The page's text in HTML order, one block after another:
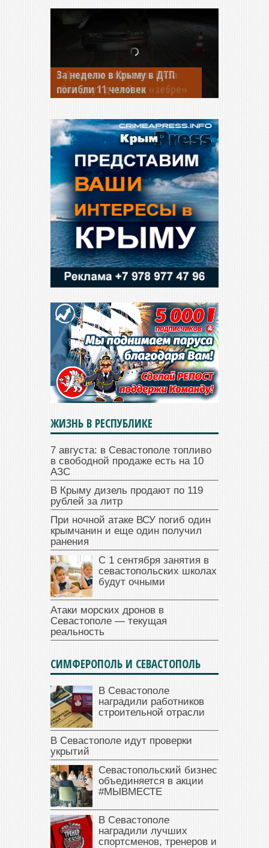
В Джанкое водитель ВАЗа
сбил двух детей на «зебре»
ЖИЗНЬ В РЕСПУБЛИКЕ
7 августа: в Севастополе топливо
в свободной продаже есть на 10
АЗС
В Крыму дизель продают по 119
рублей за литр
При ночной атаке ВСУ погиб один
крымчанин и еще один получил
ранения
С 1 сентября занятия в
севастопольских школах
будут очными
Атаки морских дронов в
Севастополе — текущая
реальность
СИМФЕРОПОЛЬ И СЕВАСТОПОЛЬ
В Севастополе
наградили работников
строительной отрасли
В Севастополе идут проверки
укрытий
Севастопольский бизнес
объединяется в акции
#МЫВМЕСТЕ
В Севастополе
наградили лучших
спортсменов, тренеров и